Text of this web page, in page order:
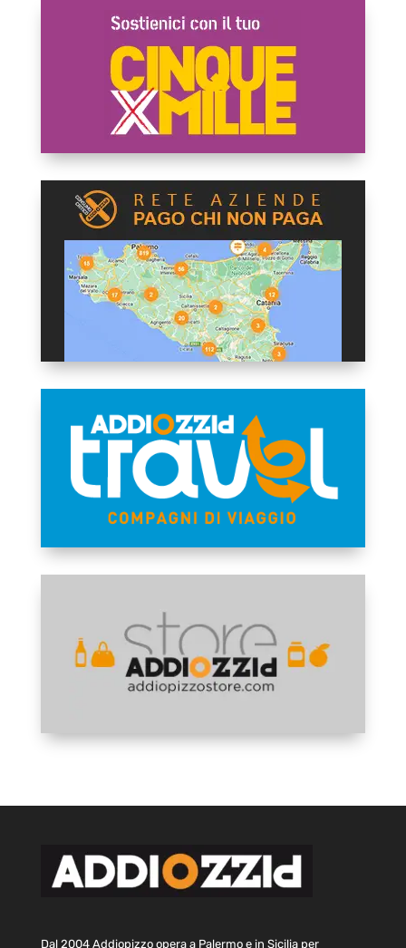
Dal 2004 Addiopizzo opera a Palermo e in Sicilia per